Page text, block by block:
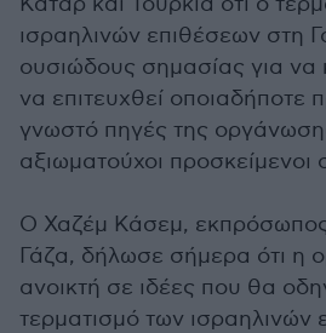
ισραηλινών επιθέσεων στη
ουσιώδους σημασίας για να
να επιτευχθεί οποιαδήποτε
γνωστό πηγές της
αξιωματούχοι προσκείμενοι
Ο Χαζέμ Κάσεμ,
Γάζα, δήλωσε σήμερα ότι η
ανοικτή σε ιδέες που θα
τερματισμό των ισραηλινών